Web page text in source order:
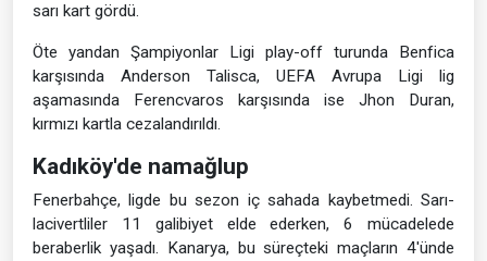
sarı kart gördü.
Öte yandan Şampiyonlar Ligi play-off turunda Benfica
karşısında Anderson Talisca, UEFA Avrupa Ligi lig
aşamasında Ferencvaros karşısında ise Jhon Duran,
kırmızı kartla cezalandırıldı.
Kadıköy'de namağlup
Fenerbahçe, ligde bu sezon iç sahada kaybetmedi. Sarı-
lacivertliler 11 galibiyet elde ederken, 6 mücadelede
beraberlik yaşadı. Kanarya, bu süreçteki maçların 4'ünde